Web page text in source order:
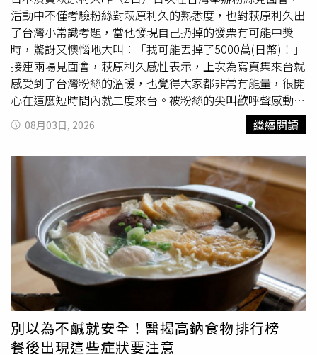
擾、性侵害，請打110報案再打113找社工
活動中不僅考驗粉絲對萩原利久的熟悉度，也對萩原利久出
了台灣小常識考題，當他發現自己扔掉的發票有可能中獎
時，驚訝又懊惱地大叫：「我可能丟掉了5000萬(日幣)！」
接連兩場見面會，萩原利久感性表示，上次為寫真集來台就
感受到了台灣粉絲的溫暖，也覺得大家都非常有能量，很開
心在這麼短時間內就二度來台。被粉絲的尖叫歡呼聲感動的
萩原利久，全心投入在活動當中，比手畫腳遊戲不惜玩到躺
在地上，對粉絲的各式提問和要求也有求必應，拍照時間臉
頰愛心、小狗小貓手勢大放送。先前萩原利久已經學會了中
文的「我愛你」，這次加碼練習台語版，同時也學著用「呷
飽未」向大家打招呼，頗有語言天份的他，發音有模有樣，
他還用台語對粉絲們喊話「妳足水（妳好漂亮）」，逗得滿
場粉絲心花怒放，回讚他「你足緣投（你好英俊）」。透過
「萩原利久益智王」遊戲，粉絲們認識到了他許多有趣的小
習慣，比如最近比較喜歡味噌拉麵、如果有時光機想要回到
過去看麥可喬登打球、回家第一件事是先洗手、手機電量低
於20%會焦慮，但最令粉絲意想不到的是，萩原利久坦言自
己不是「被稱讚就會進步的人」，他不好意思地說：「我被
稱讚的話容易得意忘形，所以請大家嚴厲地對待我，我才會
有所成長。」萩原利久來台丟掉發票很懊惱。（圖／重星音
08月03日, 2026 繼續閱讀
別以為不鹹就安全！醫揭高鈉食物排行榜
餐後出現這些症狀要注意